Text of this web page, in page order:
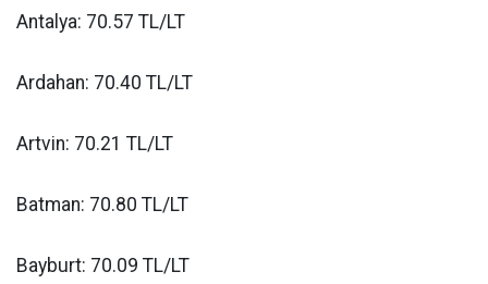
Antalya: 70.57 TL/LT
Ardahan: 70.40 TL/LT
Artvin: 70.21 TL/LT
Batman: 70.80 TL/LT
Bayburt: 70.09 TL/LT